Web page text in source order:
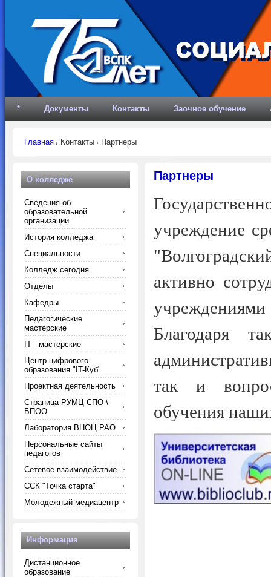
* Документы Контакты Заочное обучение
Главная Контакты Партнеры
Партнеры
учреждение
активно
Благодаря
так и
обучения
О колледже
Сведения об
образовательной
организации
История колледжа
Специальности
Колледж сегодня
Отделы
Кафедры
Педагогические
мастерские
IT - мастерские
Центр цифрового
образования "IT-Куб"
Проектная деятельность
Страница РУМЦ СПО \
БПОО
Лаборатория ВНОЦ РАО
Персональные сайты
педагогов
Сетевое взаимодействие
ССК "Точка старта"
Молодежный медиацентр
Информация
Дистанционное
образование